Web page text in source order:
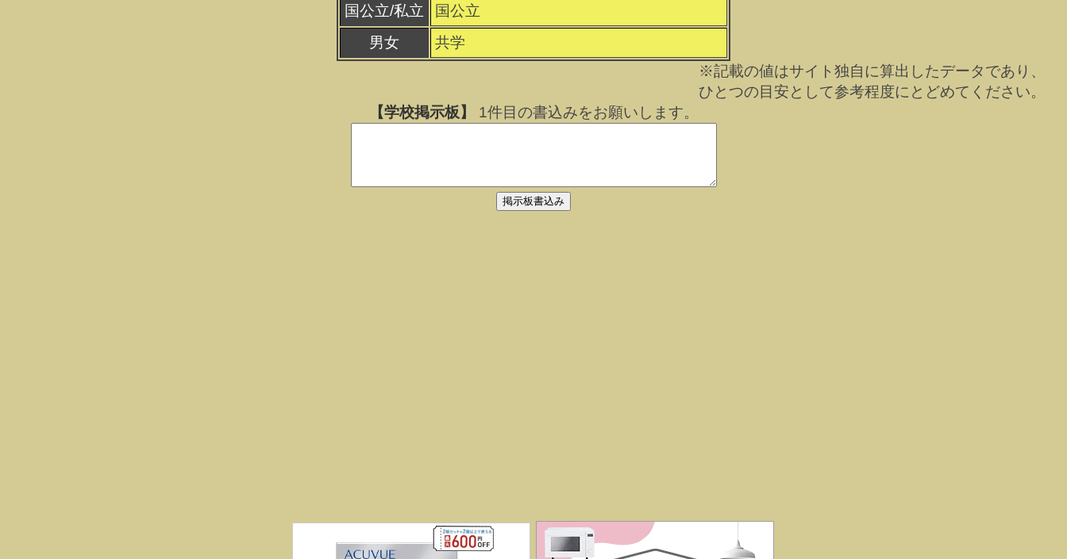
国公立/私立
国公立
男女
共学
※記載の値はサイト独自に算出したデータであり、
ひとつの目安として参考程度にとどめてください。
【学校掲示板】
1件目の書込みをお願いします。